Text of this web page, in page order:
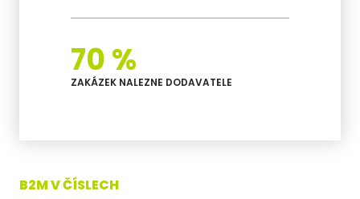
70 %
ZAKÁZEK NALEZNE DODAVATELE
B2M V ČÍSLECH